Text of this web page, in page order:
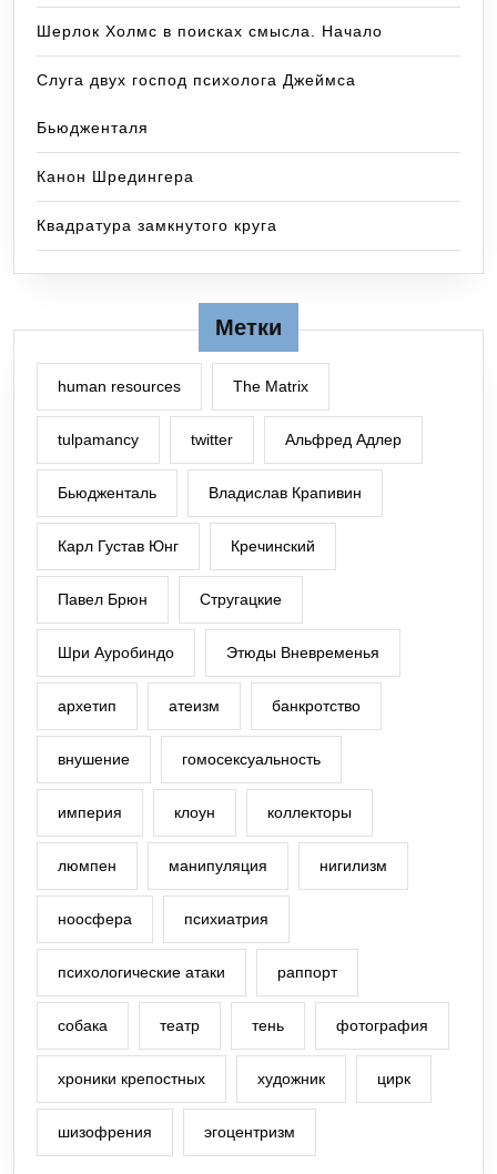
Шерлок Холмс в поисках смысла. Начало
Слуга двух господ психолога Джеймса
Бьюдженталя
Канон Шредингера
Квадратура замкнутого круга
Метки
human resources The Matrix
tulpamancy twitter Альфред Адлер
Бьюдженталь Владислав Крапивин
Карл Густав Юнг Кречинский
Павел Брюн Стругацкие
Шри Ауробиндо Этюды Вневременья
архетип атеизм банкротство
внушение гомосексуальность
империя клоун коллекторы
люмпен манипуляция нигилизм
ноосфера психиатрия
психологические атаки раппорт
собака театр тень фотография
хроники крепостных художник цирк
шизофрения эгоцентризм